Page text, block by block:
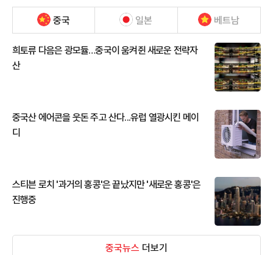
중국 일본 베트남
희토류 다음은 광모듈…중국이 움켜쥔 새로운 전략자
산
중국산 에어콘을 웃돈 주고 산다...유럽 열광시킨 메이
디
스티븐 로치 '과거의 홍콩'은 끝났지만 '새로운 홍콩'은
진행중
중국뉴스 더보기